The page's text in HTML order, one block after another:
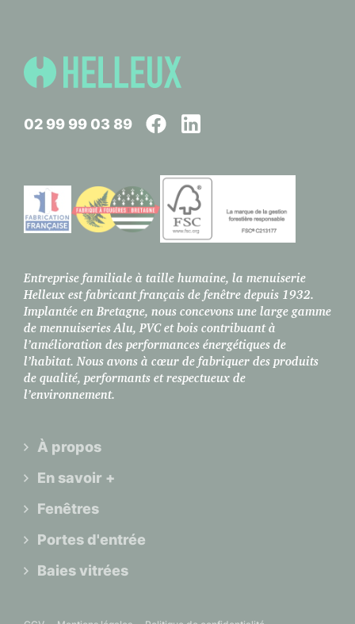
02 99 99 03 89
Entreprise familiale à taille humaine, la menuiserie
Helleux est fabricant français de fenêtre depuis 1932.
Implantée en Bretagne, nous concevons une large gamme
de mennuiseries Alu, PVC et bois contribuant à
l’amélioration des performances énergétiques de
l’habitat. Nous avons à cœur de fabriquer des produits
de qualité, performants et respectueux de
l’environnement.
À propos
En savoir +
Fenêtres
Portes d'entrée
Baies vitrées